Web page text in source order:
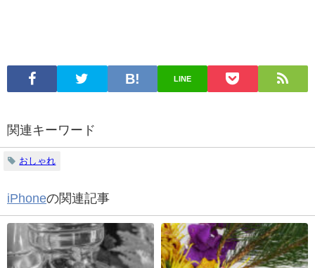
LINE
関連キーワード
おしゃれ
iPhoneの関連記事